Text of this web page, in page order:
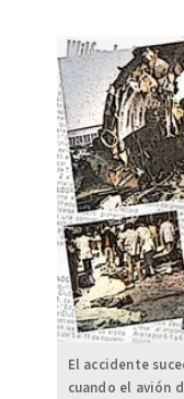
El accidente
cuando el avión